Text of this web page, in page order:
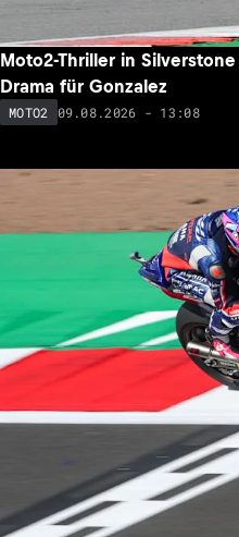
Moto2-Thriller in
Drama für Gonzalez
MOTO2 09.08.2026 - 13:08